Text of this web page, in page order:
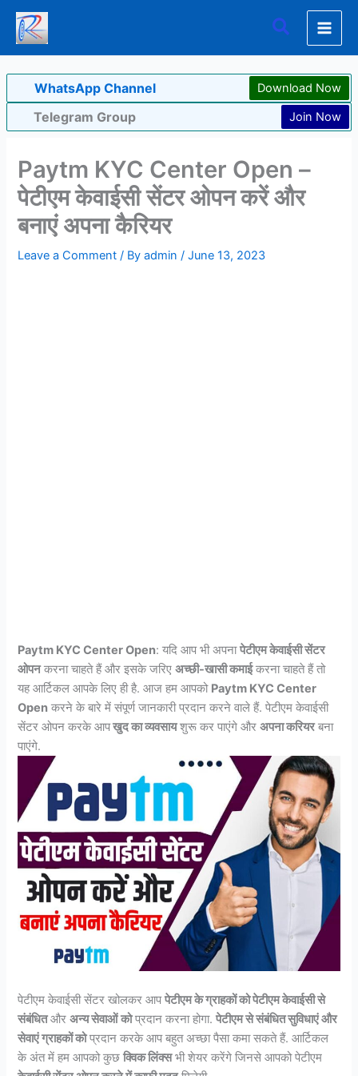
Skip
content
Search
WhatsApp Channel Download Now
Telegram Group Join Now
Paytm KYC Center Open –
पेटीएम केवाईसी सेंटर ओपन करें और
बनाएं अपना कैरियर
Leave a Comment / Byadmin/June 13, 2023
Paytm KYC Center Open: यदि आप भी अपनापेटीएम केवाईसी सेंटर
ओपनकरना चाहते हैं और इसके जरिएअच्छी-खासी कमाईकरना चाहते हैं तो
यह आर्टिकल आपके लिए ही है. आज हम आपको Paytm KYC Center
Open करने के बारे में संपूर्ण जानकारी प्रदान करने वाले हैं. पेटीएम केवाईसी
सेंटर ओपन करके आपखुद का व्यवसायशुरू कर पाएंगे औरअपना करियरबना
पाएंगे.
पेटीएम केवाईसी सेंटर खोलकर आपपेटीएम के ग्राहकों को पेटीएम केवाईसी से
संबंधितऔरअन्य सेवाओं कोप्रदान करना होगा.पेटीएम से संबंधित सुविधाएं और
सेवाएं ग्राहकों कोप्रदान करके आप बहुत अच्छा पैसा कमा सकते हैं. आर्टिकल
के अंत में हम आपको कुछक्विक लिंक्सभी शेयर करेंगे जिनसे आपको पेटीएम